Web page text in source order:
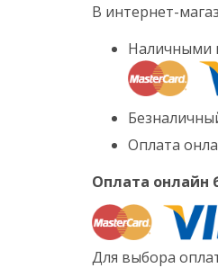
В интернет-
Наличными
Оплата
Оплата онлайн
Для выбора